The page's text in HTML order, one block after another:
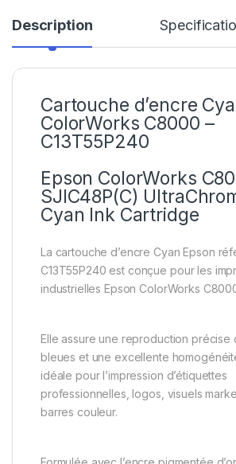
Description
Cartouche d’encre
ColorWorks C8000 –
C13T55P240
Epson ColorWorks
SJIC48P(C)
Cyan Ink Cartridge
La cartouche d’encre CyanEpson
C13T55P240 est conçue pour les
industrielles Epson ColorWorks
Elle assure une reproduction précise
bleues et une excellente
idéale pour l’impression d’étiquettes
professionnelles, logos, visuels
barres couleur.